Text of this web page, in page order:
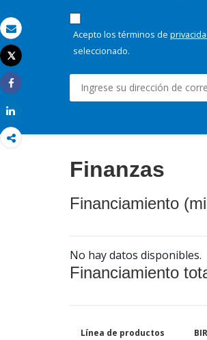
Correo electrónico
Imprimir
Tweet
Share
Acepto los términos de
seleccionado.
Finanzas
Financiamiento
No hay datos disponibles.
Financiamiento
Línea de productos